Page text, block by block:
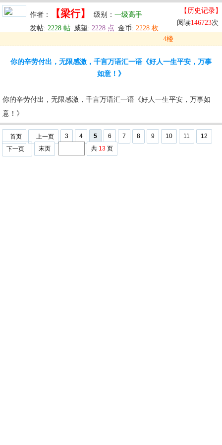
作者： 【梁行】 级别： 一级高手
发帖: 2228 帖 威望: 2228 点 金币: 2228 枚
【历史记录】
阅读146723次
4楼
回复 u 编辑 u
你的辛劳付出，无限感激，千言万语汇一语《好人一生平安，万事
如意！》
你的辛劳付出，无限感激，千言万语汇一语《好人一生平安，万事如
意！》
首页 上一页 3 4 5 6 7 8 9 10 11
12
下一页
末页 共 13 页